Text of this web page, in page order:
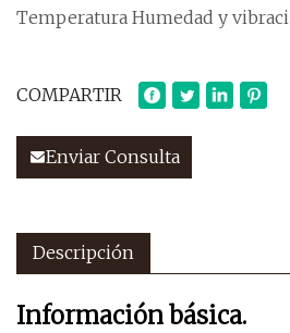
Temperatura Humedad y vibraci
COMPARTIR
Enviar Consulta
Descripción
Información básica.